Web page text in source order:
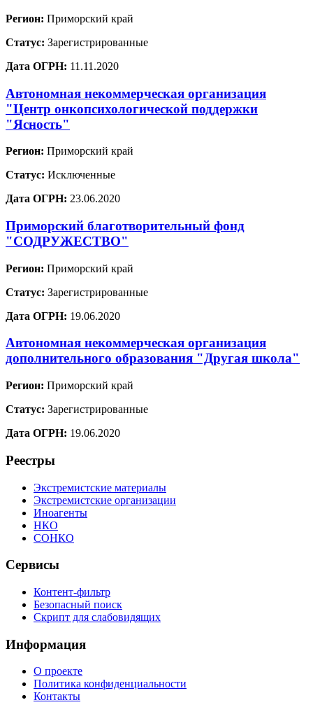
Регион: Приморский край
Статус: Зарегистрированные
Дата ОГРН: 11.11.2020
Автономная некоммерческая организация
"Центр онкопсихологической поддержки
"Ясность"
Регион: Приморский край
Статус: Исключенные
Дата ОГРН: 23.06.2020
Приморский благотворительный фонд
"СОДРУЖЕСТВО"
Регион: Приморский край
Статус: Зарегистрированные
Дата ОГРН: 19.06.2020
Автономная некоммерческая организация
дополнительного образования "Другая школа"
Регион: Приморский край
Статус: Зарегистрированные
Дата ОГРН: 19.06.2020
Реестры
Экстремистские материалы
Экстремистские организации
Иноагенты
НКО
СОНКО
Сервисы
Контент-фильтр
Безопасный поиск
Скрипт для слабовидящих
Информация
О проекте
Политика конфиденциальности
Контакты